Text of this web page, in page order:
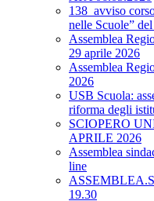
138_avviso
nelle Scuole”
Assemblea
29 aprile 2026
Assemblea
2026
USB Scuola:
riforma degli
SCIOPERO
APRILE 2026
Assemblea
line
19.30